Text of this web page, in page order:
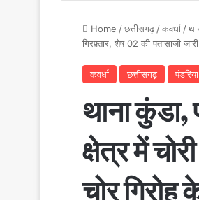
Home /छत्तीसगढ़ /कवर्धा /
गिरफ़्तार, शेष 02 की पतासाजी
कवर्धा छत्तीसगढ़ पंडरिया
थाना कुंडा,
क्षेत्र में
चोर